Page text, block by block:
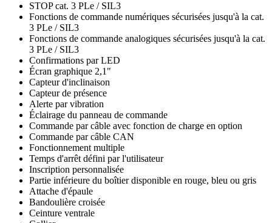
STOP cat. 3 PLe / SIL3
Fonctions de commande numériques sécurisées jusqu'à la cat.
3 PLe / SIL3
Fonctions de commande analogiques sécurisées jusqu'à la cat.
3 PLe / SIL3
Confirmations par LED
Écran graphique 2,1"
Capteur d'inclinaison
Capteur de présence
Alerte par vibration
Éclairage du panneau de commande
Commande par câble avec fonction de charge en option
Commande par câble CAN
Fonctionnement multiple
Temps d'arrêt défini par l'utilisateur
Inscription personnalisée
Partie inférieure du boîtier disponible en rouge, bleu ou gris
Attache d'épaule
Bandoulière croisée
Ceinture ventrale